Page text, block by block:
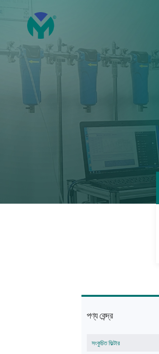
পণ্য কেন্দ্র
সংকুচিত ফিল্টার